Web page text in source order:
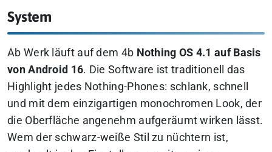
System
Ab Werk läuft auf dem 4b Nothing OS 4.1 auf Basis
von Android 16. Die Software ist traditionell das
Highlight jedes Nothing-Phones: schlank, schnell
und mit dem einzigartigen monochromen Look, der
die Oberfläche angenehm aufgeräumt wirken lässt.
Wem der schwarz-weiße Stil zu nüchtern ist,